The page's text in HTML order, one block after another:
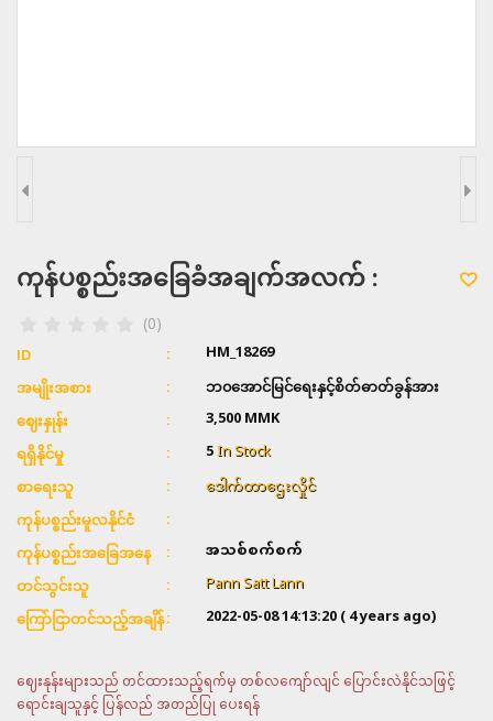
ကုန်ပစ္စည်းအခြေခံအချက်အလက် :
(0)
ID HM_18269
အမျိုးအစား
ဘ၀အောင်မြင်ရေးနှင့်စိတ်ဓာတ်ခွန်အား
ဈေးနှုန်း
3,500MMK
ရရှိနိုင်မှု 5In Stock
စာရေးသူ
ဒေါက်တာဌေးလှိုင်
ကုန်ပစ္စည်းမူလနိုင်ငံ
ကုန်ပစ္စည်းအခြေအနေ
အသစ်စက်စက်
တင်သွင်းသူ Pann Satt Lann
ကြော်ငြာတင်သည့်အချိန် 2022-05-08 14:13:20( 4 years ago)
ဈေးနုန်းများသည် တင်ထားသည့်ရက်မှ တစ်လကျော်လျင် ပြောင်းလဲနိုင်သဖြင့်
ရောင်းချသူနှင့် ပြန်လည် အတည်ပြု ပေးရန်